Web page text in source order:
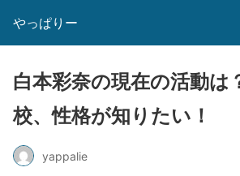
やっぱりー
白本彩奈の現在の活動は
校、性格が知りたい！
yappalie